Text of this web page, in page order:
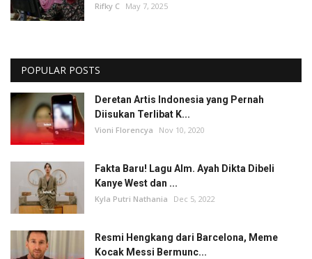
Rifky C May 7, 2025
POPULAR POSTS
Deretan Artis Indonesia yang Pernah
Diisukan Terlibat K...
Vioni Florencya Nov 10, 2020
Fakta Baru! Lagu Alm. Ayah Dikta Dibeli
Kanye West dan ...
Kyla Putri Nathania Dec 5, 2022
Resmi Hengkang dari Barcelona, Meme
Kocak Messi Bermunc...